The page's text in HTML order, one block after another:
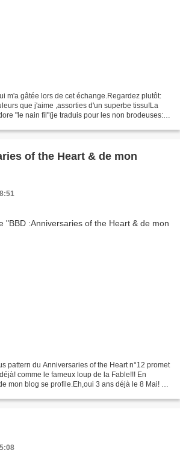
m'a gâtée lors de cet échange.Regardez plutôt:
que j'aime ,assorties d'un superbe tissu!La
"le nain fil"(je traduis pour les non brodeuses:1
of the Heart & de mon
pattern du Anniversaries of the Heart n°12 promet
comme le fameux loup de la Fable!!! En
mon blog se profile.Eh,oui 3 ans déjà le 8 Mai! A